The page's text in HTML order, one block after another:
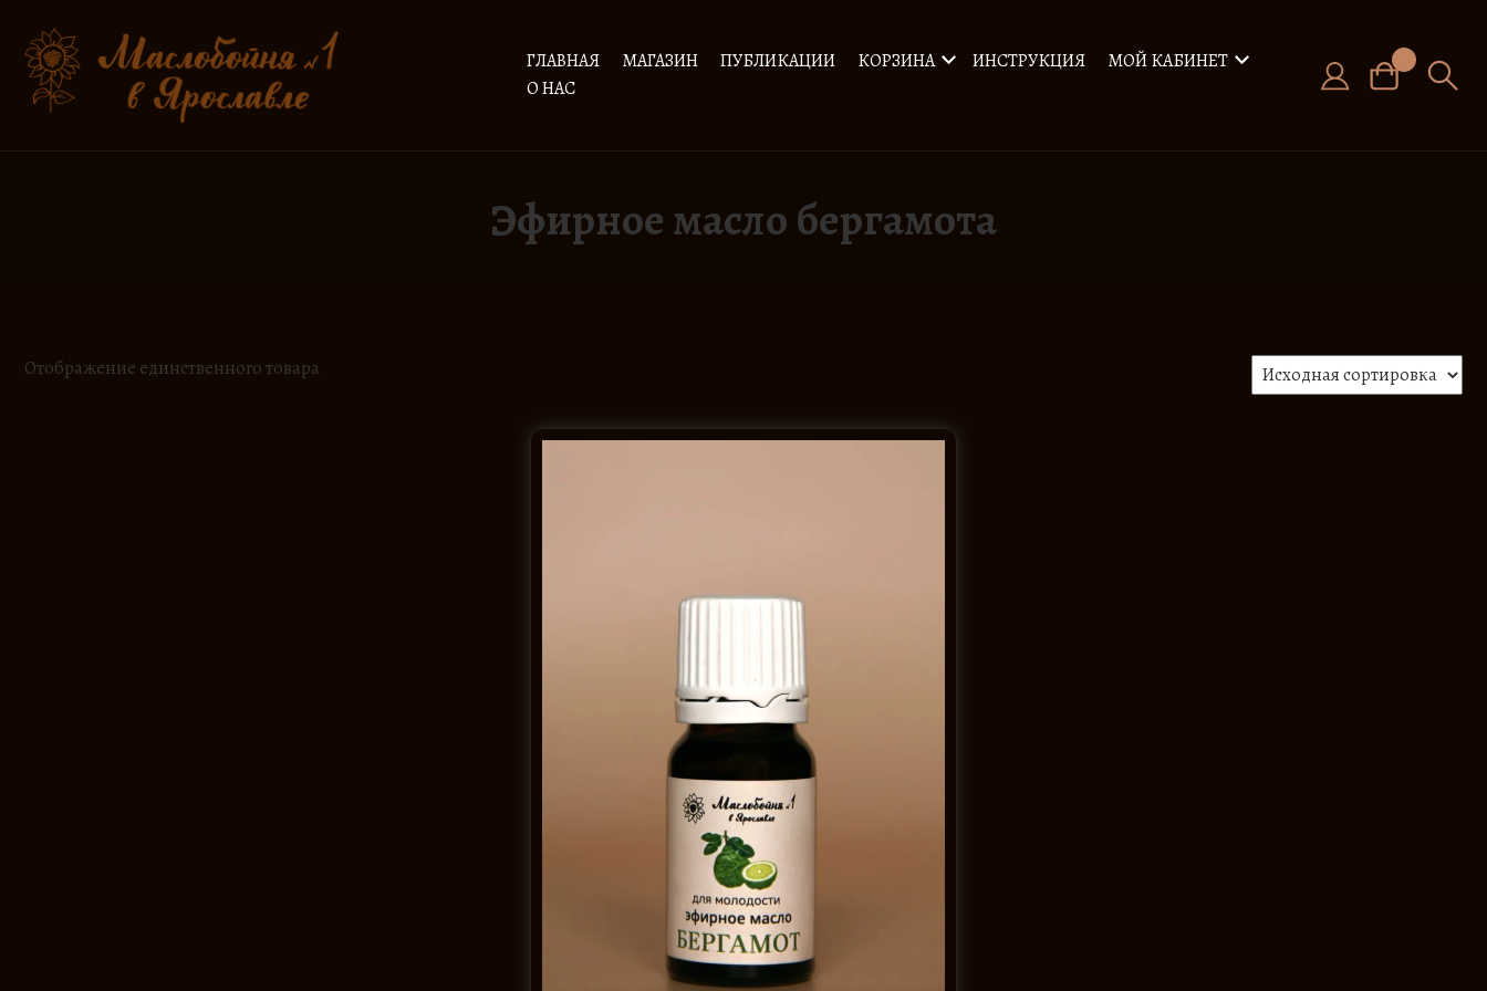
содержимому
ГЛАВНАЯ МАГАЗИН ПУБЛИКАЦИИ КОРЗИНА ИНСТРУКЦИЯ
МОЙ КАБИНЕТ
О НАС
Эфирное масло бергамота
Отображение единственного товара